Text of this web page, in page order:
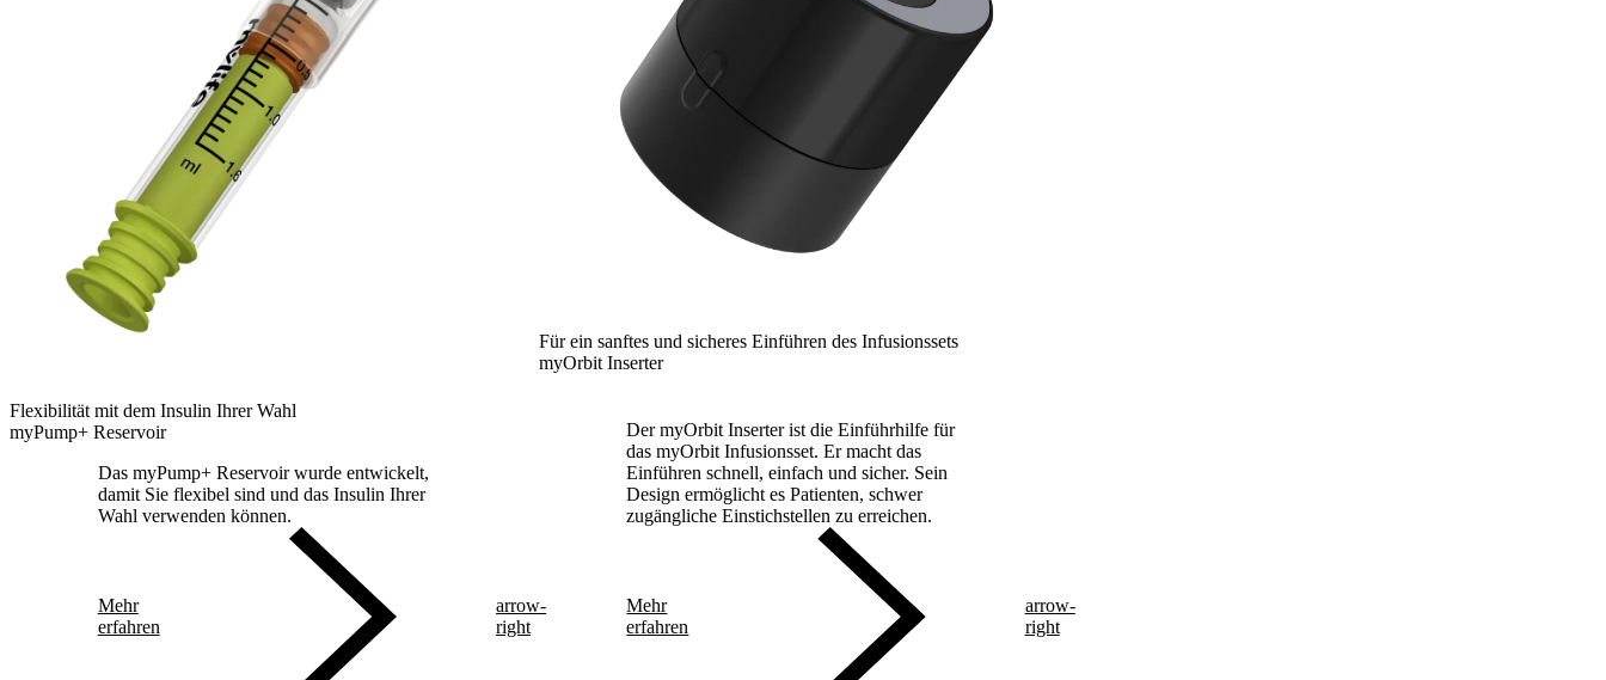
Flexibilität mit dem Insulin Ihrer Wahl
myPump+ Reservoir
Das myPump+ Reservoir wurde entwickelt,
damit Sie flexibel sind und das Insulin Ihrer
Wahl verwenden können.
Mehr
erfahren
arrow-
right
Für ein sanftes und sicheres Einführen des Infusionssets
myOrbit Inserter
Der myOrbit Inserter ist die Einführhilfe für
das myOrbit Infusionsset. Er macht das
Einführen schnell, einfach und sicher. Sein
Design ermöglicht es Patienten, schwer
zugängliche Einstichstellen zu erreichen.
Mehr
erfahren
arrow-
right